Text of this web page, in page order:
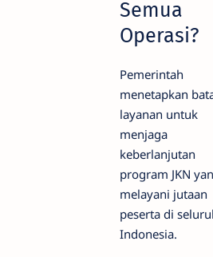
Semua
Operasi?
Pemerintah
menetapkan
layanan untuk
menjaga
keberlanjutan
program JKN
melayani jutaan
peserta di
Indonesia.